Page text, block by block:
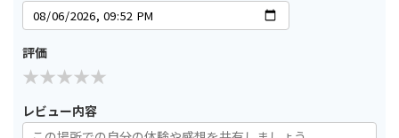
評価
レビュー内容